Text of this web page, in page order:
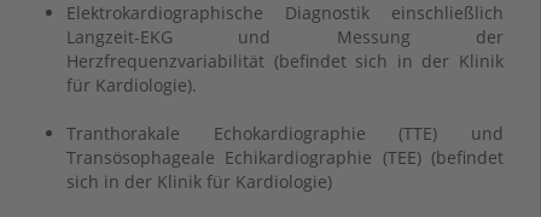
Elektrokardiographische Diagnostik einschließlich
Langzeit-EKG und Messung der
Herzfrequenzvariabilität (befindet sich in der Klinik
für Kardiologie).
Tranthorakale Echokardiographie (TTE) und
Transösophageale Echikardiographie (TEE) (befindet
sich in der Klinik für Kardiologie)